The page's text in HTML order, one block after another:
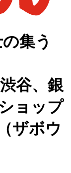
集う
谷、銀
ョップ
ザボウ